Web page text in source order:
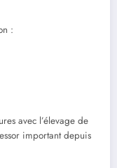
:
avec l’élevage de
important depuis